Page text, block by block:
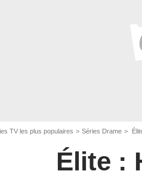
TV les plus populaires Séries Drame
Élite :